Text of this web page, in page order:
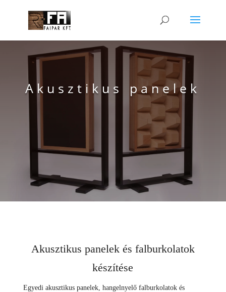
Akusztikus panelek
Akusztikus panelek és falburkolatok
készítése
Egyedi akusztikus panelek, hangelnyelő falburkolatok és